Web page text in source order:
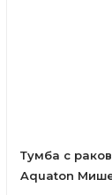
Тумба с
Aquaton